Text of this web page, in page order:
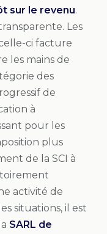
sur le revenu.
Les
ci facture
les mains de
des
de
à
pour les
plus
de la SCI à
activité de
situations, il est
SARL de